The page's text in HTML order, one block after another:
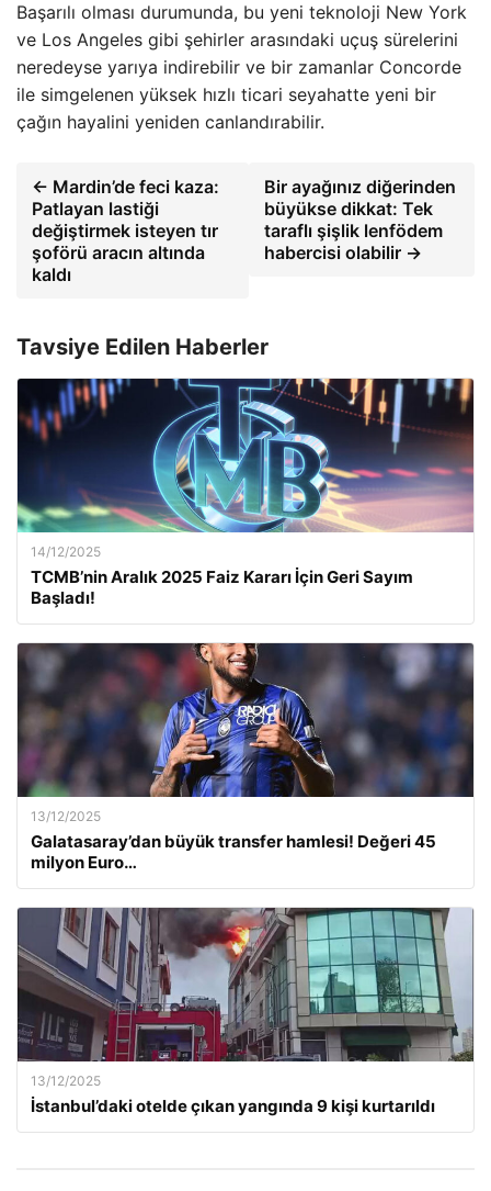
Başarılı olması durumunda, bu yeni teknoloji New York
ve Los Angeles gibi şehirler arasındaki uçuş sürelerini
neredeyse yarıya indirebilir ve bir zamanlar Concorde
ile simgelenen yüksek hızlı ticari seyahatte yeni bir
çağın hayalini yeniden canlandırabilir.
← Mardin’de feci kaza:
Patlayan lastiği
değiştirmek isteyen tır
şoförü aracın altında
kaldı
Bir ayağınız diğerinden
büyükse dikkat: Tek
taraflı şişlik lenfödem
habercisi olabilir →
Tavsiye Edilen Haberler
14/12/2025
TCMB’nin Aralık 2025 Faiz Kararı İçin Geri Sayım
Başladı!
13/12/2025
Galatasaray’dan büyük transfer hamlesi! Değeri 45
milyon Euro…
13/12/2025
İstanbul’daki otelde çıkan yangında 9 kişi kurtarıldı